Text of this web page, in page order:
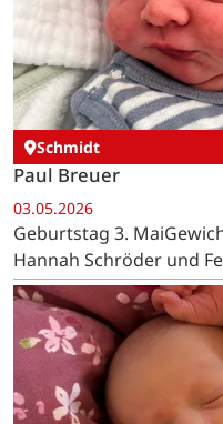
Schmidt
Paul Breuer
03.05.2026
Geburtstag 3.
Hannah Schröder und